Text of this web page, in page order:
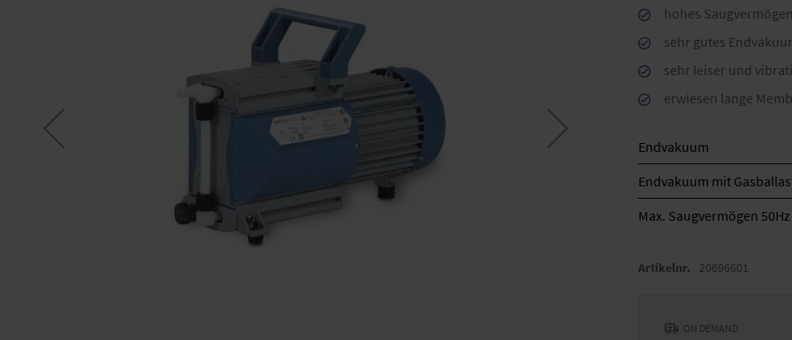
hohes
sehr gutes
sehr leiser und
erwiesen lange
Endvakuum
Endvakuum mit
Max. Saugvermögen 50Hz
Artikelnr. 20696601
ON DEMAND